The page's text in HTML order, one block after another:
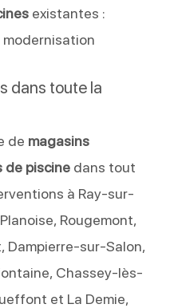
existantes :
dans toute la
de magasins
de piscinedans tout
à Ray-sur-
Rougemont,
Dampierre-sur-Salon,
Chassey-lès-
et La Demie,